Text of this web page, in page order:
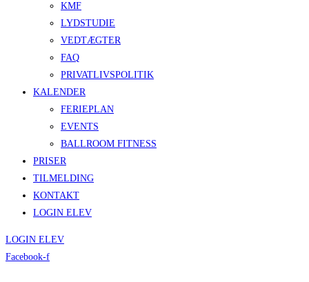
KMF
LYDSTUDIE
VEDTÆGTER
FAQ
PRIVATLIVSPOLITIK
KALENDER
FERIEPLAN
EVENTS
BALLROOM FITNESS
PRISER
TILMELDING
KONTAKT
LOGIN ELEV
LOGIN ELEV
Facebook-f